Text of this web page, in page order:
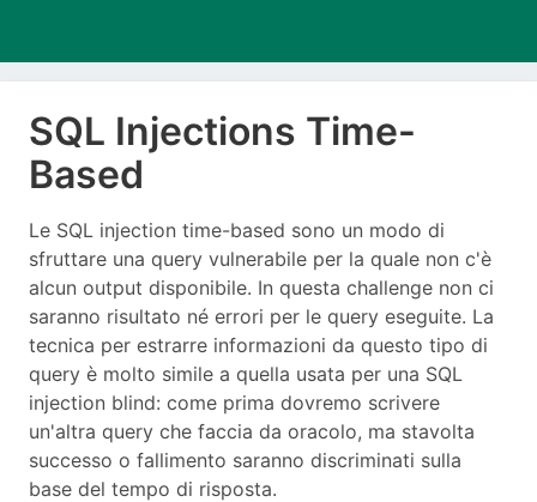
SQL Injections Time-
Based
Le SQL injection time-based sono un modo di
sfruttare una query vulnerabile per la quale non c'è
alcun output disponibile. In questa challenge non ci
saranno risultato né errori per le query eseguite. La
tecnica per estrarre informazioni da questo tipo di
query è molto simile a quella usata per una SQL
injection blind: come prima dovremo scrivere
un'altra query che faccia da oracolo, ma stavolta
successo o fallimento saranno discriminati sulla
base del tempo di risposta.